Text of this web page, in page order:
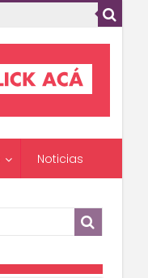
Noticias